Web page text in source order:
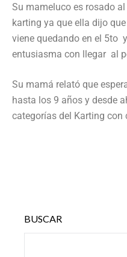
Su mameluco es rosado
karting ya que ella dijo
viene quedando en el 5to
entusiasma con llegar al
Su mamá relató que
hasta los 9 años y desde
categorías del Karting con
BUSCAR